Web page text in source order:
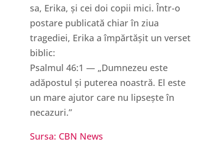
sa, Erika, și cei doi copii mici. Într-o
postare publicată chiar în ziua
tragediei, Erika a împărtășit un verset
biblic:
Psalmul 46:1 — „Dumnezeu este
adăpostul și puterea noastră. El este
un mare ajutor care nu lipsește în
necazuri.”
Sursa: CBN News